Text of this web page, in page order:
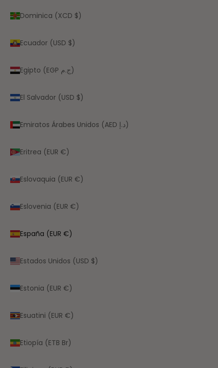
Dominica (XCD $)
Ecuador (USD $)
Egipto (EGP ج.م)
El Salvador (USD $)
Emiratos Árabes Unidos (AED د.إ)
Eritrea (EUR €)
Eslovaquia (EUR €)
Eslovenia (EUR €)
España (EUR €)
Estados Unidos (USD $)
Estonia (EUR €)
Esuatini (EUR €)
Etiopía (ETB Br)